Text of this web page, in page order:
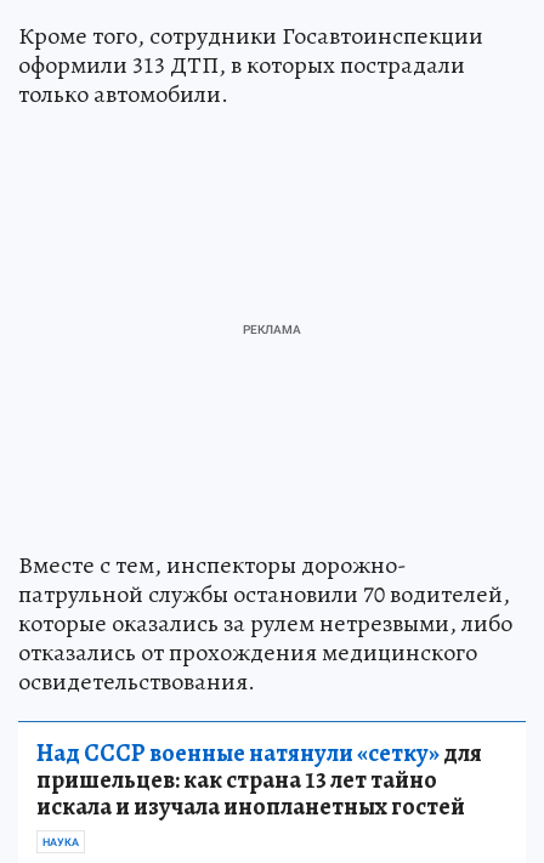
Кроме того, сотрудники Госавтоинспекции
оформили 313 ДТП, в которых пострадали
только автомобили.
Вместе с тем, инспекторы дорожно-
патрульной службы остановили 70 водителей,
которые оказались за рулем нетрезвыми, либо
отказались от прохождения медицинского
освидетельствования.
Над СССР военные натянули «сетку»для
пришельцев: как страна 13 лет тайно
искала и изучала инопланетных гостей
НАУКА